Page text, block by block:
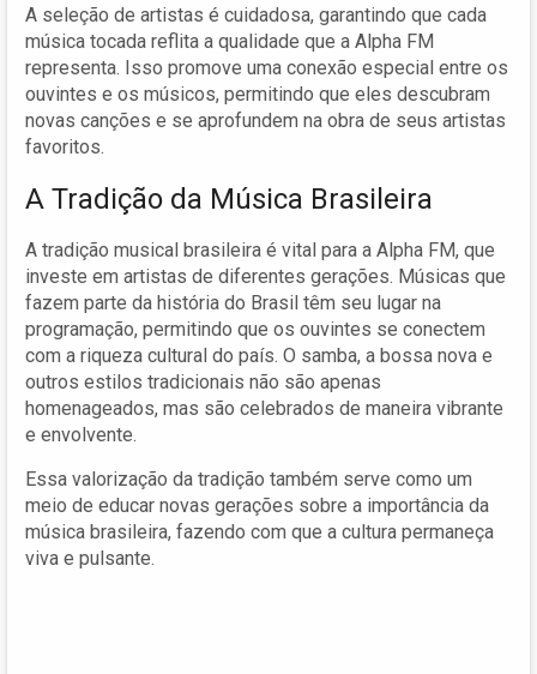
A seleção de artistas é cuidadosa, garantindo que cada
música tocada reflita a qualidade que a Alpha FM
representa. Isso promove uma conexão especial entre os
ouvintes e os músicos, permitindo que eles descubram
novas canções e se aprofundem na obra de seus artistas
favoritos.
A Tradição da Música Brasileira
A tradição musical brasileira é vital para a Alpha FM, que
investe em artistas de diferentes gerações. Músicas que
fazem parte da história do Brasil têm seu lugar na
programação, permitindo que os ouvintes se conectem
com a riqueza cultural do país. O samba, a bossa nova e
outros estilos tradicionais não são apenas
homenageados, mas são celebrados de maneira vibrante
e envolvente.
Essa valorização da tradição também serve como um
meio de educar novas gerações sobre a importância da
música brasileira, fazendo com que a cultura permaneça
viva e pulsante.